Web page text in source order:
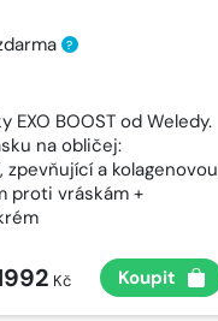
?
EXO BOOST od Weledy.
na obličej:
a kolagenovou
proti vráskám +
Kč Koupit